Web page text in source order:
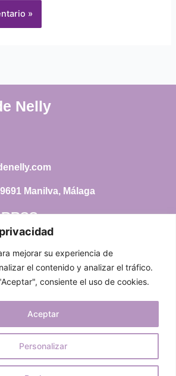
mejorar su experiencia de
el contenido y analizar el tráfico.
consiente el uso de cookies.
Personalizar
Aceptar
Nelly
Manilva, Málaga
de privacidad